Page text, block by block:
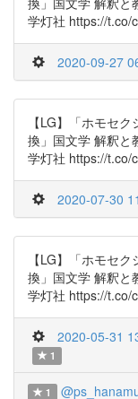
学灯社 https://t.co/
2020-09-27
【LG】「ホモセ
換」国文学 解釈
学灯社 https://t.co/
2020-07-30
【LG】「ホモセ
換」国文学 解釈
学灯社 https://t.co/
2020-05-31
1
1